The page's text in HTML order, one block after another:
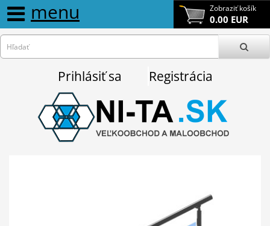
Zobraziť košík
0.00 EUR
menu
Prihlásiť sa Registrácia